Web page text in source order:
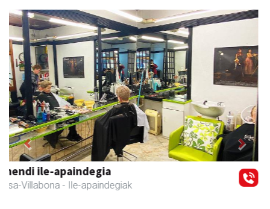
Zubimusu Ikastola
Amasa-Villabona - Hezkuntza
Previous Next